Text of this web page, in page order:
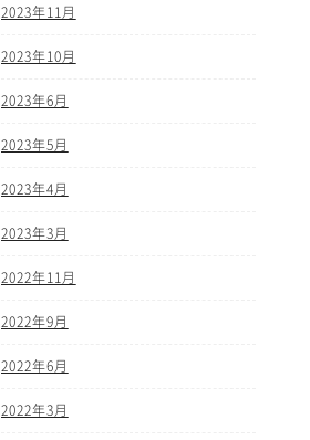
2023年11月
2023年10月
2023年6月
2023年5月
2023年4月
2023年3月
2022年11月
2022年9月
2022年6月
2022年3月